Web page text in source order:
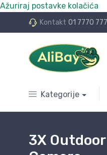
Ažuriraj postavke kolačića
Kontakt 01 7770 777
24 rate bez kamata
Kategorije
3X